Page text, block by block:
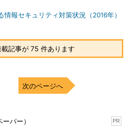
情報セキュリティ対策状況（2016年）
記事が 75 件あります
次のページへ
パー） PR